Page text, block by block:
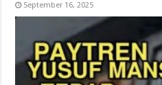
September 16, 2025